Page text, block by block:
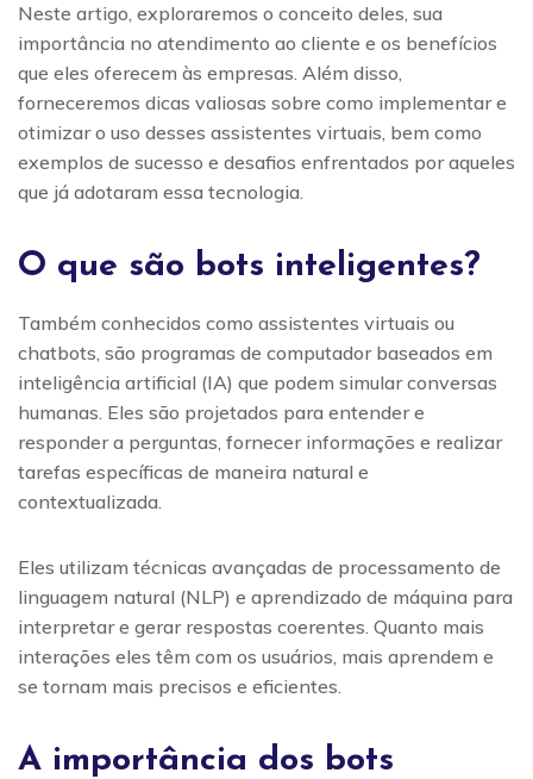
Neste artigo, exploraremos o conceito deles, sua
importância no atendimento ao cliente e os benefícios
que eles oferecem às empresas. Além disso,
forneceremos dicas valiosas sobre como implementar e
otimizar o uso desses assistentes virtuais, bem como
exemplos de sucesso e desafios enfrentados por aqueles
que já adotaram essa tecnologia.
O que são bots inteligentes?
Também conhecidos como assistentes virtuais ou
chatbots, são programas de computador baseados em
inteligência artificial (IA) que podem simular conversas
humanas. Eles são projetados para entender e
responder a perguntas, fornecer informações e realizar
tarefas específicas de maneira natural e
contextualizada.
Eles utilizam técnicas avançadas de processamento de
linguagem natural (NLP) e aprendizado de máquina para
interpretar e gerar respostas coerentes. Quanto mais
interações eles têm com os usuários, mais aprendem e
se tornam mais precisos e eficientes.
A importância dos bots